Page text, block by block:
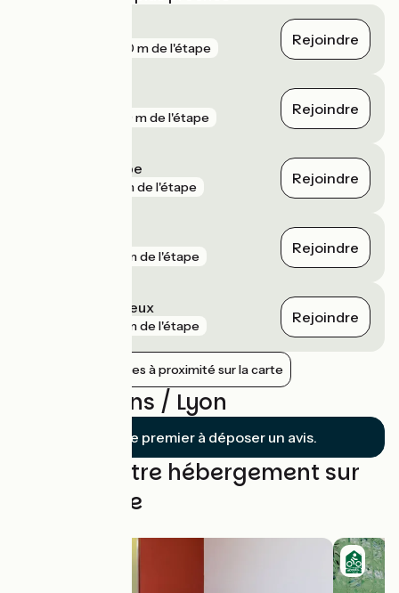
280 m de l'étape Rejoindre
599 m de l'étape Rejoindre
Crépieux la Pape
1 km de l'étape Rejoindre
3 km de l'étape Rejoindre
Sathonay - Rillieux
3 km de l'étape Rejoindre
Afficher les gares à proximité sur la carte
Avis sur Jons / Lyon
Soyez le premier à déposer un avis.
Trouvez votre hébergement sur
cette étape